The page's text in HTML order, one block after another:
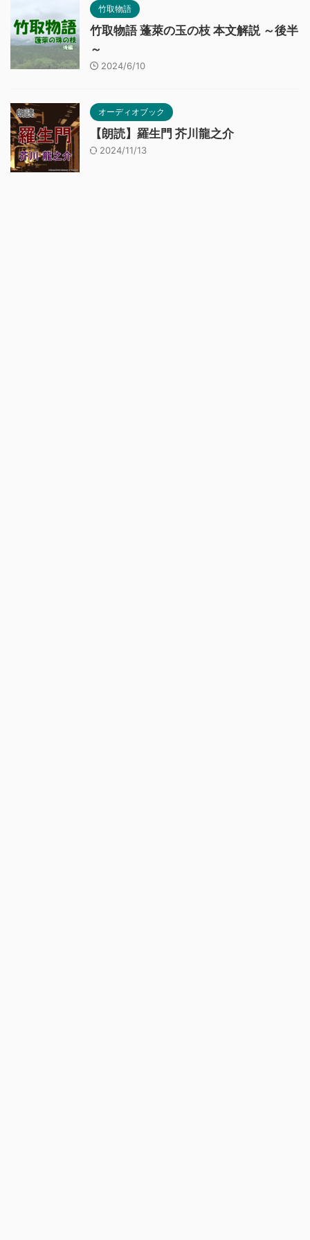
竹取物語
竹取物語 蓬萊の玉の枝 本文解説 ～後半
～
2024/6/10
オーディオブック
【朗読】羅生門 芥川龍之介
2024/11/13